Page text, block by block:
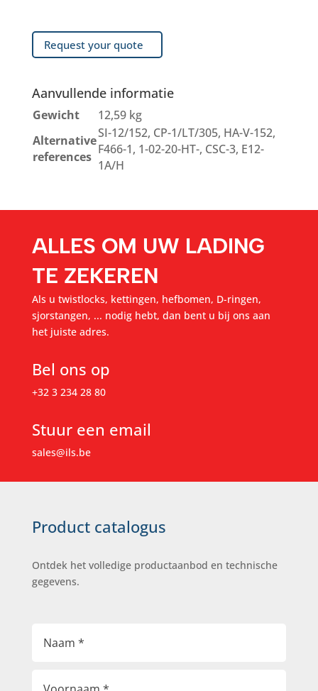
Request your quote
Aanvullende informatie
Gewicht
12,59 kg
Alternative
references
SI-12/152, CP-1/LT/305, HA-V-152,
F466-1, 1-02-20-HT-, CSC-3, E12-
1A/H
ALLES OM UW LADING
TE ZEKEREN
Als u twistlocks, kettingen, hefbomen, D-ringen,
sjorstangen, ... nodig hebt, dan bent u bij ons aan
het juiste adres.
Bel ons op
+32 3 234 28 80
Stuur een email
sales@ils.be
Product catalogus
Ontdek het volledige productaanbod en technische
gegevens.